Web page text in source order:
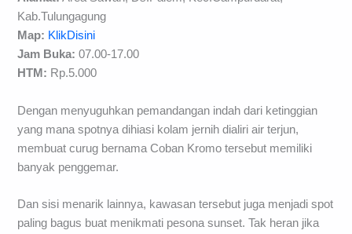
Kab.Tulungagung
Map: KlikDisini
Jam Buka: 07.00-17.00
HTM: Rp.5.000
Dengan menyuguhkan pemandangan indah dari ketinggian
yang mana spotnya dihiasi kolam jernih dialiri air terjun,
membuat curug bernama Coban Kromo tersebut memiliki
banyak penggemar.
Dan sisi menarik lainnya, kawasan tersebut juga menjadi spot
paling bagus buat menikmati pesona sunset. Tak heran jika